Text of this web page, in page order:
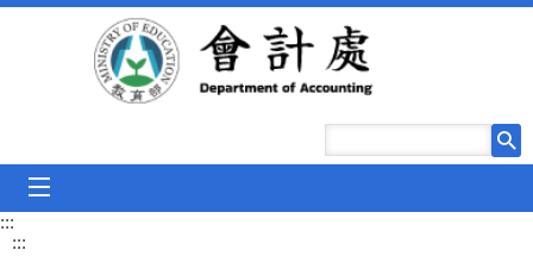
跳到主要內容區塊
:::
:::